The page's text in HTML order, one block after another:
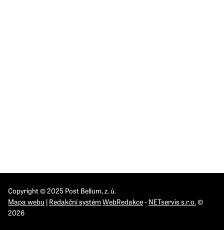
Copyright © 2025 Post Bellum, z. ú.
Mapa webu | Redakční systémWebRedakce- NETservis s.r.o.©
2026